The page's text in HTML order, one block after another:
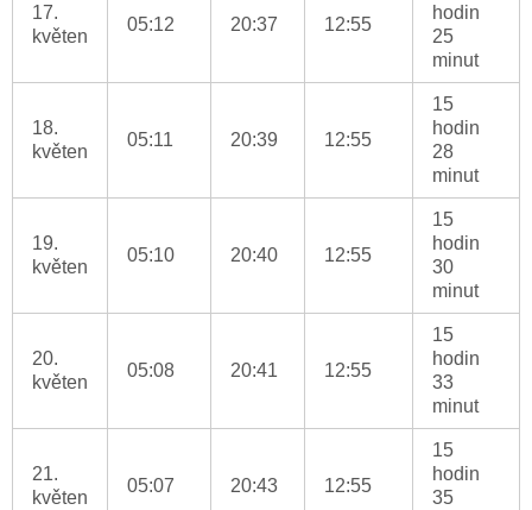
17.
květen
05:12 20:37 12:55
hodin
25
minut
18.
květen
05:11 20:39 12:55
15
hodin
28
minut
19.
květen
05:10 20:40 12:55
15
hodin
30
minut
20.
květen
05:08 20:41 12:55
15
hodin
33
minut
21.
květen
05:07 20:43 12:55
15
hodin
35